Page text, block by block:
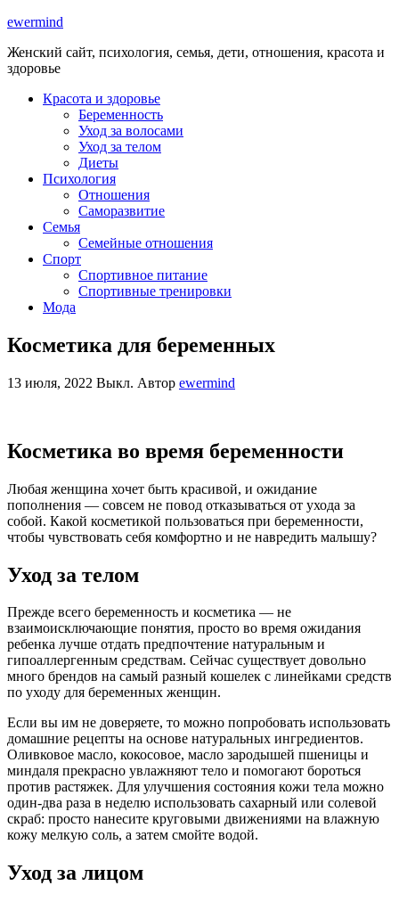
ewermind
Женский сайт, психология, семья, дети, отношения, красота и
здоровье
Красота и здоровье
Беременность
Уход за волосами
Уход за телом
Диеты
Психология
Отношения
Саморазвитие
Семья
Семейные отношения
Спорт
Спортивное питание
Спортивные тренировки
Мода
Косметика для беременных
13 июля, 2022 Выкл. Автор ewermind
Косметика во время беременности
Любая женщина хочет быть красивой, и ожидание
пополнения — совсем не повод отказываться от ухода за
собой. Какой косметикой пользоваться при беременности,
чтобы чувствовать себя комфортно и не навредить малышу?
Уход за телом
Прежде всего беременность и косметика — не
взаимоисключающие понятия, просто во время ожидания
ребенка лучше отдать предпочтение натуральным и
гипоаллергенным средствам. Сейчас существует довольно
много брендов на самый разный кошелек с линейками средств
по уходу для беременных женщин.
Если вы им не доверяете, то можно попробовать использовать
домашние рецепты на основе натуральных ингредиентов.
Оливковое масло, кокосовое, масло зародышей пшеницы и
миндаля прекрасно увлажняют тело и помогают бороться
против растяжек. Для улучшения состояния кожи тела можно
один-два раза в неделю использовать сахарный или солевой
скраб: просто нанесите круговыми движениями на влажную
кожу мелкую соль, а затем смойте водой.
Уход за лицом